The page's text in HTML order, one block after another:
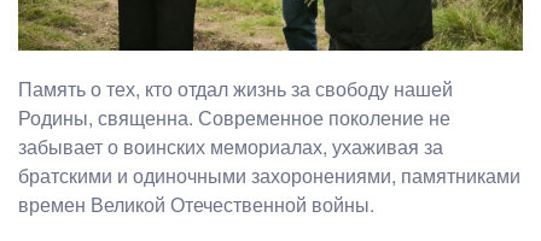
Память о тех, кто отдал жизнь за свободу нашей
Родины, священна. Современное поколение не
забывает о воинских мемориалах, ухаживая за
братскими и одиночными захоронениями, памятниками
времен Великой Отечественной войны.